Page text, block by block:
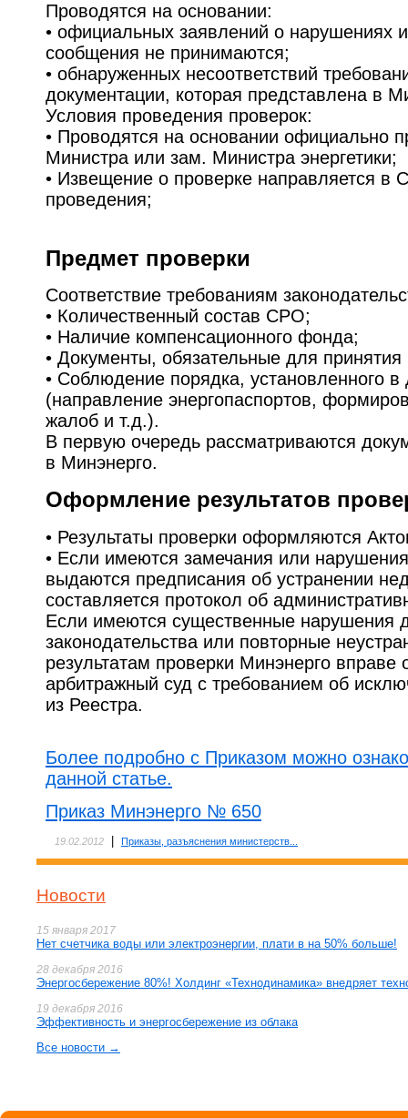
Проводятся на основании:
• официальных заявлений о нарушениях
сообщения не принимаются;
• обнаруженных несоответствий
документации, которая представлена в
Условия проведения проверок:
• Проводятся на основании официально
Министра или зам. Министра энергетики;
• Извещение о проверке направляется в
проведения;
Предмет проверки
Соответствие требованиям
• Количественный состав СРО;
• Наличие компенсационного фонда;
• Документы, обязательные для
• Соблюдение порядка, установленного
(направление энергопаспортов,
жалоб и т.д.).
В первую очередь рассматриваются
в Минэнерго.
Оформление результатов
• Результаты проверки оформляются
• Если имеются замечания или
выдаются предписания об устранении
составляется протокол об
Если имеются существенные нарушения
законодательства или повторные
результатам проверки Минэнерго вправе
арбитражный суд с требованием об
из Реестра.
Более подробно с Приказом можно
данной статье.
Приказ Минэнерго № 650
19.02.2012 Приказы, разъяснения министерств...
Новости
15 января 2017
Нет счетчика воды или электроэнергии, плати в на 50% больше!
28 декабря 2016
Энергосбережение 80%! Холдинг «Технодинамика» внедряет
19 декабря 2016
Эффективность и энергосбережение из облака
Все новости →